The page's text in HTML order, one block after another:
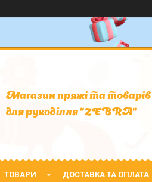
Магазин пряжі та товарів
для рукоділля "ZEBRA"
ТОВАРИ ДОСТАВКА ТА ОПЛАТА